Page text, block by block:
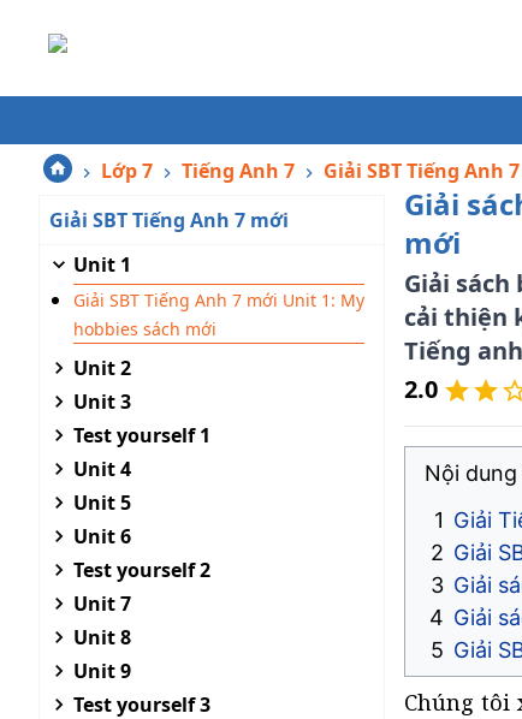
Lớp 7 Tiếng Anh 7
Giải SBT Tiếng Anh
Giải SBT Tiếng Anh 7 mới
Unit 1
Giải SBT Tiếng Anh 7 mới Unit 1: My
hobbies sách mới
Unit 2
Unit 3
Test yourself 1
Unit 4
Unit 5
Unit 6
Test yourself 2
Unit 7
Unit 8
Unit 9
Test yourself 3
Giải
mới
Giải
cải thiện
Tiếng
2.0
Nội
Giải
Giải
Giải
Giải
Giải
Chúng tôi